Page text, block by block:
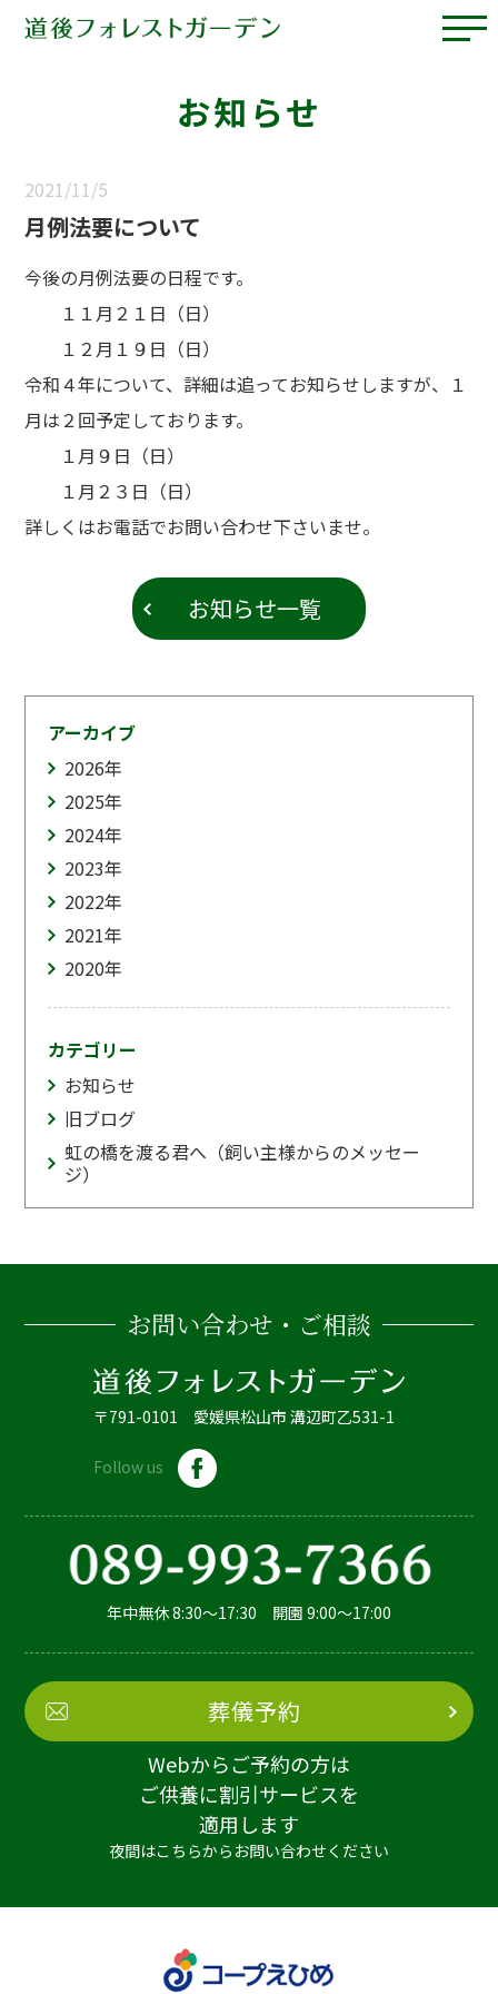
お知らせ
2021/11/5
月例法要について
今後の月例法要の日程です。
１１月２１日（日）
１２月１９日（日）
令和４年について、詳細は追ってお知らせしますが、１
月は２回予定しております。
１月９日（日）
１月２３日（日）
詳しくはお電話でお問い合わせ下さいませ。
お知らせ一覧
アーカイブ
2026年
2025年
2024年
2023年
2022年
2021年
2020年
カテゴリー
お知らせ
旧ブログ
虹の橋を渡る君へ（飼い主様からのメッセー
ジ）
お問い合わせ・ご相談
〒791-0101 愛媛県松山市 溝辺町乙531-1
Follow us
年中無休 8:30～17:30 開園 9:00～17:00
葬儀予約
Webからご予約の方は
ご供養に割引サービスを
適用します
夜間はこちらからお問い合わせください